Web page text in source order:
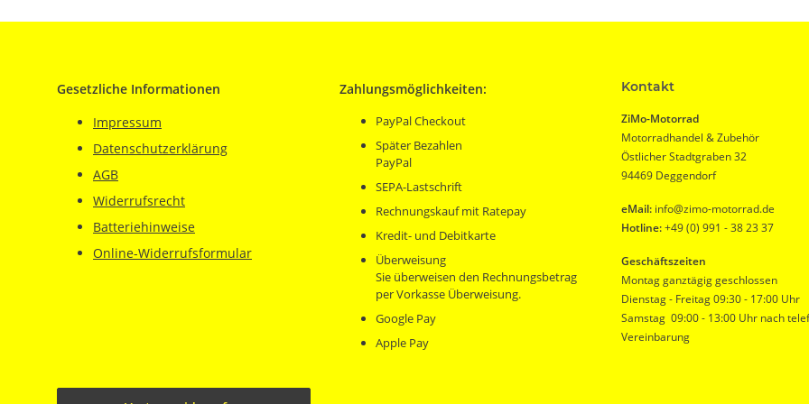
Gesetzliche Informationen
Impressum
Datenschutzerklärung
AGB
Widerrufsrecht
Batteriehinweise
Online-Widerrufsformular
Zahlungsmöglichkeiten:
PayPal Checkout
Später Bezahlen
PayPal
SEPA-Lastschrift
Rechnungskauf mit Ratepay
Kredit- und Debitkarte
Überweisung
Sie überweisen den Rechnungsbetrag
per Vorkasse Überweisung.
Google Pay
Apple Pay
Kontakt
ZiMo-Motorrad
Motorradhandel & Zubehör
Östlicher Stadtgraben 32
94469 Deggendorf
eMail: info@zimo-motorrad.de
Hotline:+49 (0) 991 - 38 23 37
Geschäftszeiten
Montag ganztägig geschlossen
Dienstag - Freitag 09:30 - 17:00 Uhr
Samstag 09:00 - 13:00 Uhr nach
Vereinbarung